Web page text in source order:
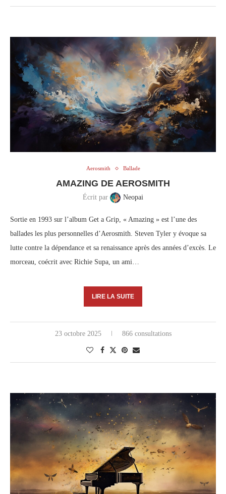
Aerosmith Ballade
AMAZING DE AEROSMITH
Écrit par Neopai
Sortie en 1993 sur l’album Get a Grip, « Amazing » est l’une des
ballades les plus personnelles d’Aerosmith. Steven Tyler y évoque sa
lutte contre la dépendance et sa renaissance après des années d’excès. Le
morceau, coécrit avec Richie Supa, un ami…
LIRE LA SUITE
23 octobre 2025 866 consultations